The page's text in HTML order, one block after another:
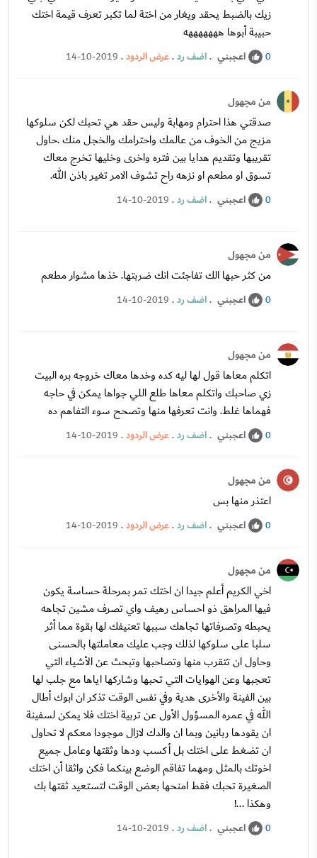
زيك بالضبط يحقد ويغار من اختة لما تكبر تعرف قيمة اختك
حبيبة أبوها هههههههه
0 اعجبني .اضف رد.عرض الردود.
14-10-2019
من مجهول
صدقتي هذا احترام ومهابة وليس حقد هي تحبك لكن سلوكها
مزيج من الخوف من عالمك واحترامك والخجل منك .حاول
تقريبها وتقديم هدايا بين فتره واخرى وخليها تخرج معاك
تسوق او مطعم او نزهه راح تشوف الامر تغير باذن الله.
0 اعجبني .اضف رد.
14-10-2019
من مجهول
من كثر حبها الك تفاجئت انك ضربتها. خذها مشوار مطعم
0 اعجبني .اضف رد.
14-10-2019
من مجهول
اتكلم معاها قول لها ليه كده وخدها معاك خروجه بره البيت
زي صاحبك واتكلم معاها طلع اللي جواها يمكن في حاجه
فهماها غلط. وانت تعرفها منها وتصحح سوء التفاهم ده
0 اعجبني .اضف رد.عرض الردود.
14-10-2019
من مجهول
اعتذر منها بس
0 اعجبني .اضف رد.عرض الردود.
14-10-2019
من مجهول
اخي الكريم أعلم جيدا ان اختك تمر بمرحلة حساسة يكون
فيها المراهق ذو احساس رهيف واي تصرف مشين تجاهه
يحبطه وتصرفاتها تجاهك سببها تعنيفك لها بقوة مما أثر
سلبا على سلوكها لذلك وجب عليك معاملتها بالحسنى
وحاول ان تتقرب منها وتصاحبها وتبحث عن الأشياء التي
تعجبها وعن الهوايات التي تحبها وشاركها اياها مع جلب لها
بين الفينة والأخرى هدية وفي نفس الوقت تذكر ان ابوك أطال
الله في عمره المسؤول الأول عن تربية اختك فلا يمكن لسفينة
ان يقودها ربانين وبما ان والدك لازال موجودا معكم لا تحاول
ان تضغط على اختك بل أكسب ودها وثقتها وعامل جميع
اخوتك بالمثل ومهما تفاقم الوضع بينكما فكن واثقا أن اختك
الصغيرة تحبك فقط امنحها بعض الوقت لتستعيد ثقتها بك
وهكذا ...!
0 اعجبني .اضف رد.
14-10-2019